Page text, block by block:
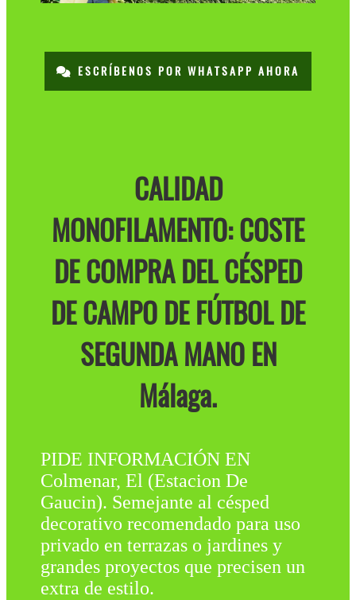
ESCRÍBENOS POR WHATSAPP AHORA
CALIDAD
MONOFILAMENTO: COSTE
DE COMPRA DEL CÉSPED
DE CAMPO DE FÚTBOL DE
SEGUNDA MANO EN
Málaga.
PIDE INFORMACIÓN EN
Colmenar, El (Estacion De
Gaucin). Semejante al césped
decorativo recomendado para uso
privado en terrazas o jardines y
grandes proyectos que precisen un
extra de estilo.